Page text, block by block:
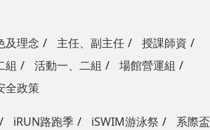
及理念 主任、副主任
授課師資
組
活動一、二組
場館營運組
全政策
iRUN路跑季 iSWIM游泳祭
系際盃